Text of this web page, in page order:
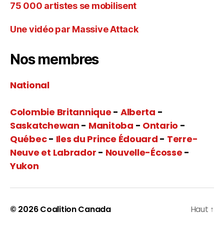
75 000 artistes se mobilisent
Une vidéo par Massive Attack
Nos membres
National
Colombie Britannique - Alberta -
Saskatchewan - Manitoba - Ontario -
Québec- Iles du Prince Édouard - Terre-
Neuve et Labrador - Nouvelle-Écosse -
Yukon
© 2026Coalition Canada Haut ↑